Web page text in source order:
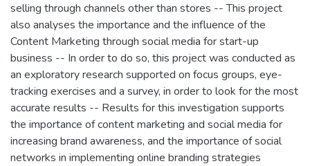
selling through channels other than stores -- This project
also analyses the importance and the influence of the
Content Marketing through social media for start-up
business -- In order to do so, this project was conducted as
an exploratory research supported on focus groups, eye-
tracking exercises and a survey, in order to look for the most
accurate results -- Results for this investigation supports
the importance of content marketing and social media for
increasing brand awareness, and the importance of social
networks in implementing online branding strategies